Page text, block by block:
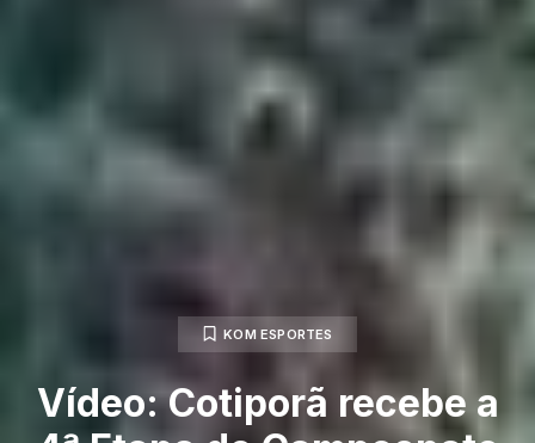
KOM ESPORTES
Vídeo: Cotiporã recebe a